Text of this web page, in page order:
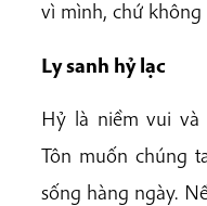
vì mình, chứ không
Ly sanh hỷ lạc
Hỷ là niềm vui và
Tôn muốn chúng
sống hàng ngày.